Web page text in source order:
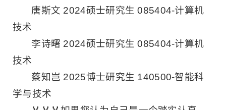
唐斯文 2024硕士研究生 085404-计算机
技术
李诗曙 2024硕士研究生 085404-计算机
技术
蔡知岂 2025博士研究生 140500-智能科
学与技术